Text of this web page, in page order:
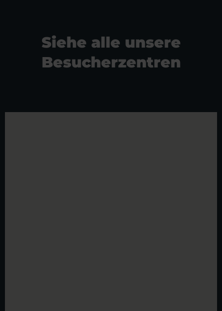
Siehe alle unsere
Besucherzentren